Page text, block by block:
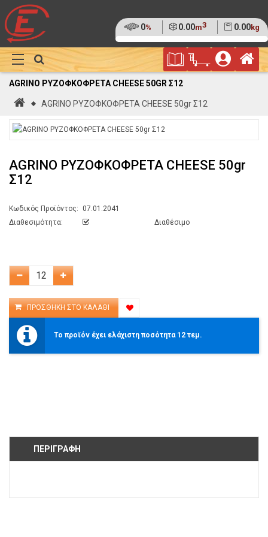
Ποσοστό
της
παλέτας
0% Όγκος
0.00m3 Βάρος
0.00kg
(0%)
Φυλλάδιο
Προσφορών
Show
Megamenu
AGRINO ΡΥΖΟΦΚΟΦΡΕΤΑ CHEESE 50GR Σ12
ΑρχικήAGRINO ΡΥΖΟΦΚΟΦΡΕΤΑ CHEESE 50gr Σ12
AGRINO ΡΥΖΟΦΚΟΦΡΕΤΑ CHEESE 50gr
Σ12
Κωδικός Προϊόντος:
07.01.2041
Διαθεσιμότητα:
Διαθέσιμο
Το προϊόν έχει ελάχιστη ποσότητα 12 τεμ.
ΠΕΡΙΓΡΑΦΉ